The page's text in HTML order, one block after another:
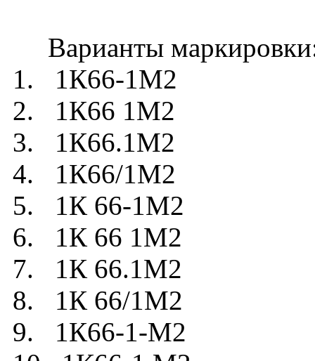
Варианты
1. 1К66-1М2
2. 1К66 1М2
3. 1К66.1М2
4. 1К66/1М2
5. 1К 66-1М2
6. 1К 66 1М2
7. 1К 66.1М2
8. 1К 66/1М2
9. 1К66-1-М2